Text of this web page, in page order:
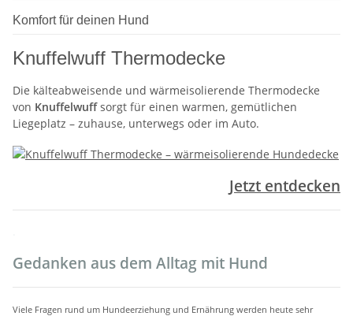
Komfort für deinen Hund
Knuffelwuff Thermodecke
Die kälteabweisende und wärmeisolierende Thermodecke
von Knuffelwuffsorgt für einen warmen, gemütlichen
Liegeplatz – zuhause, unterwegs oder im Auto.
Jetzt entdecken
Gedanken aus dem Alltag mit Hund
Viele Fragen rund um Hundeerziehung und Ernährung werden heute sehr